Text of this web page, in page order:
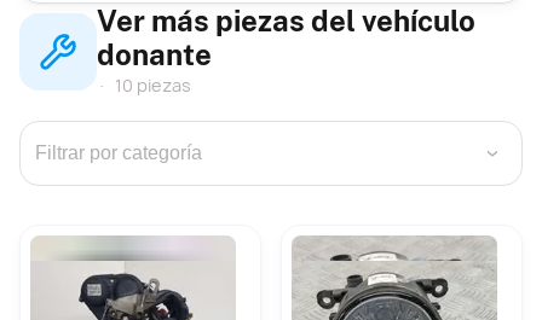
Ver más piezas del vehículo
donante
10 piezas
›